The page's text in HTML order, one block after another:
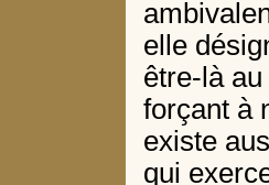
elle
être-là
forçant à
existe
qui